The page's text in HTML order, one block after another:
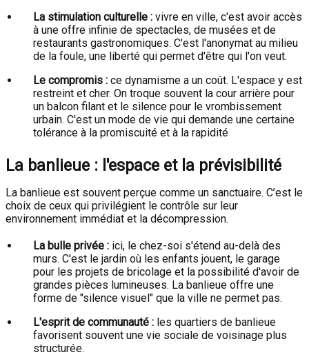
La stimulation culturelle : vivre en ville, c'est avoir accès
à une offre infinie de spectacles, de musées et de
restaurants gastronomiques. C'est l'anonymat au milieu
de la foule, une liberté qui permet d'être qui l'on veut.
Le compromis : ce dynamisme a un coût. L'espace y est
restreint et cher. On troque souvent la cour arrière pour
un balcon filant et le silence pour le vrombissement
urbain. C'est un mode de vie qui demande une certaine
tolérance à la promiscuité et à la rapidité
La banlieue : l'espace et la prévisibilité
La banlieue est souvent perçue comme un sanctuaire. C’est le
choix de ceux qui privilégient le contrôle sur leur
environnement immédiat et la décompression.
La bulle privée : ici, le chez-soi s'étend au-delà des
murs. C'est le jardin où les enfants jouent, le garage
pour les projets de bricolage et la possibilité d'avoir de
grandes pièces lumineuses. La banlieue offre une
forme de "silence visuel" que la ville ne permet pas.
L'esprit de communauté : les quartiers de banlieue
favorisent souvent une vie sociale de voisinage plus
structurée.